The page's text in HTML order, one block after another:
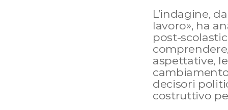
L’indagine,
lavoro», ha
post-
aspettative,
decisori
costruttivo